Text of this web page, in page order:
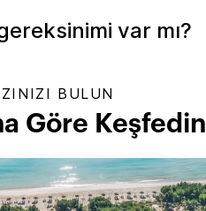
var mı?
BULUN
Göre Keşfedin